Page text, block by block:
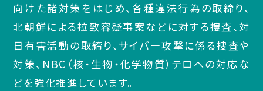
向けた諸対策をはじめ、各種違法行為の取締り、
北朝鮮による拉致容疑事案などに対する捜査、対
日有害活動の取締り、サイバー攻撃に係る捜査や
対策、NBC（核・生物・化学物質）テロへの対応な
どを強化推進しています。